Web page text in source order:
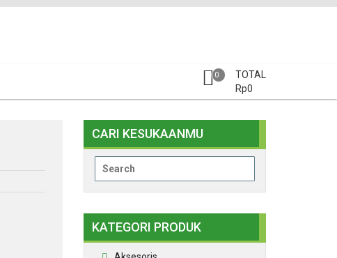
0
TOTAL
Rp0
CARI KESUKAANMU
Search
KATEGORI PRODUK